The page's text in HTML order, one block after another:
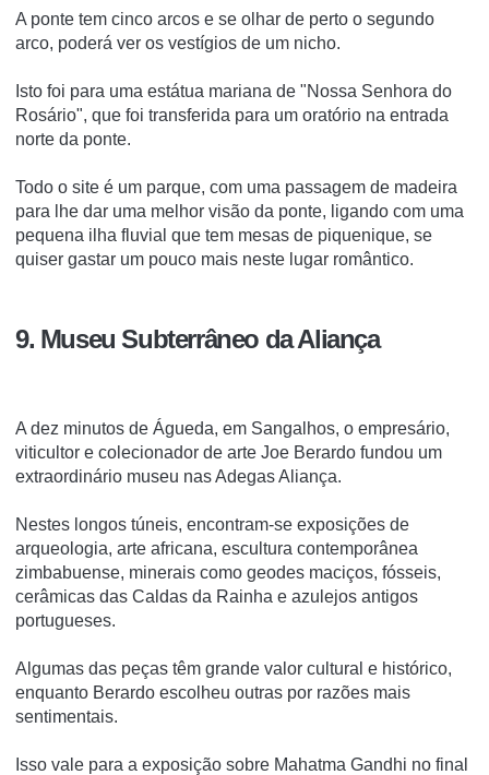
A ponte tem cinco arcos e se olhar de perto o segundo
arco, poderá ver os vestígios de um nicho.
Isto foi para uma estátua mariana de "Nossa Senhora do
Rosário", que foi transferida para um oratório na entrada
norte da ponte.
Todo o site é um parque, com uma passagem de madeira
para lhe dar uma melhor visão da ponte, ligando com uma
pequena ilha fluvial que tem mesas de piquenique, se
quiser gastar um pouco mais neste lugar romântico.
9. Museu Subterrâneo da Aliança
A dez minutos de Águeda, em Sangalhos, o empresário,
viticultor e colecionador de arte Joe Berardo fundou um
extraordinário museu nas Adegas Aliança.
Nestes longos túneis, encontram-se exposições de
arqueologia, arte africana, escultura contemporânea
zimbabuense, minerais como geodes maciços, fósseis,
cerâmicas das Caldas da Rainha e azulejos antigos
portugueses.
Algumas das peças têm grande valor cultural e histórico,
enquanto Berardo escolheu outras por razões mais
sentimentais.
Isso vale para a exposição sobre Mahatma Gandhi no final